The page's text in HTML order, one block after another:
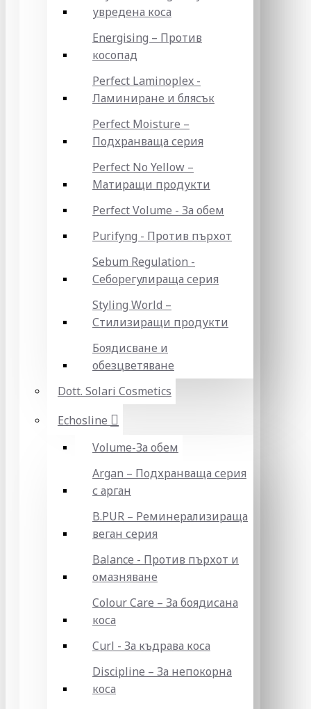
увредена коса
Energising – Против
косопад
Perfect Laminoplex -
Ламиниране и блясък
Perfect Moisture –
Подхранваща серия
Perfect No Yellow –
Матиращи продукти
Perfect Volume - За обем
Purifyng - Против пърхот
Sebum Regulation -
Себорегулираща серия
Styling World –
Стилизиращи продукти
Боядисване и
обезцветяване
Dott. Solari Cosmetics
Echosline
Volume-За обем
Argan – Подхранваща серия
с арган
B.PUR – Реминерализираща
веган серия
Balance - Против пърхот и
омазняване
Colour Care – За боядисана
коса
Curl - За къдрава коса
Discipline – За непокорна
коса